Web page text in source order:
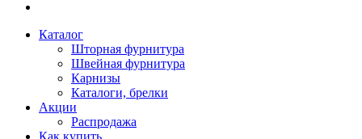
Каталог
Шторная фурнитура
Швейная фурнитура
Карнизы
Каталоги, брелки
Акции
Распродажа
Как купить